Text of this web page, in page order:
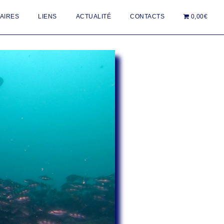
LIENS ACTUALITÉ CONTACTS 0,00€